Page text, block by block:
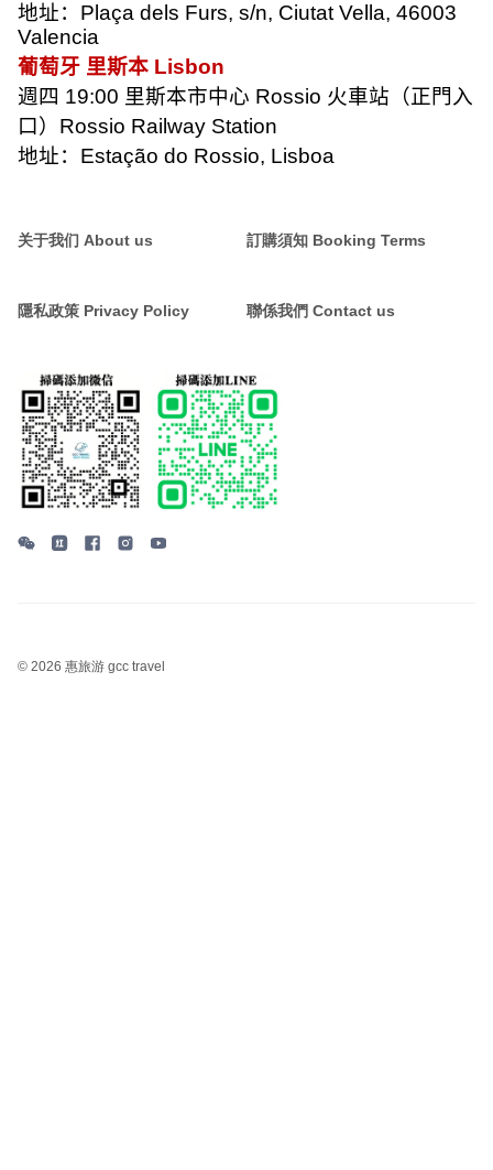
地址： Plaça dels Furs, s/n, Ciutat Vella, 46003
Valencia
葡萄牙 里斯本 Lisbon
週四 19:00 里斯本市中心 Rossio 火車站（正門入
口） Rossio Railway Station
地址： Estação do Rossio, Lisboa
关于我们 About us 訂購須知 Booking Terms
隱私政策 Privacy Policy 聯係我們 Contact us
© 2026 惠旅游 gcc travel